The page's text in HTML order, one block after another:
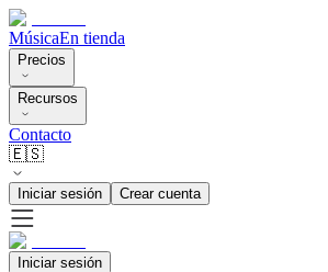
MúsicaEn tienda
Precios
Recursos
Contacto
🇪🇸
Iniciar sesión Crear cuenta
Iniciar sesión